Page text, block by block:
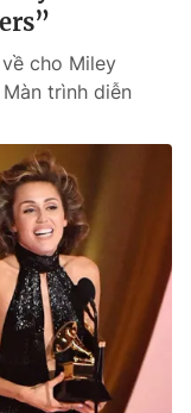
cho Miley
trình diễn